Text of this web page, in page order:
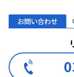
お問い合わせ